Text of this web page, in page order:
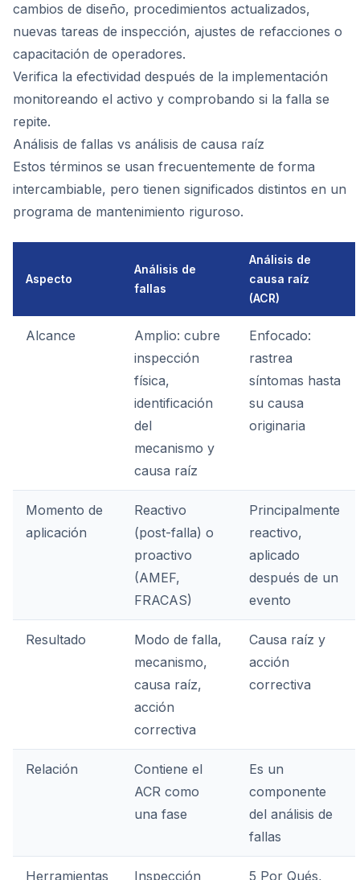
cambios de diseño, procedimientos actualizados,
nuevas tareas de inspección, ajustes de refacciones o
capacitación de operadores.
Verifica la efectividad después de la implementación
monitoreando el activo y comprobando si la falla se
repite.
Análisis de fallas vs análisis de causa raíz
Estos términos se usan frecuentemente de forma
intercambiable, pero tienen significados distintos en un
programa de mantenimiento riguroso.
Aspecto
Análisis de
fallas
Análisis de
causa raíz
(ACR)
Alcance
Amplio: cubre
inspección
física,
identificación
del
mecanismo y
causa raíz
Enfocado:
rastrea
síntomas hasta
su causa
originaria
Momento de
aplicación
Reactivo
(post-falla) o
proactivo
(AMEF,
FRACAS)
Principalmente
reactivo,
aplicado
después de un
evento
Resultado
Modo de falla,
mecanismo,
causa raíz,
acción
correctiva
Causa raíz y
acción
correctiva
Relación
Contiene el
ACR como
una fase
Es un
componente
del análisis de
fallas
Herramientas Inspección 5 Por Qués,